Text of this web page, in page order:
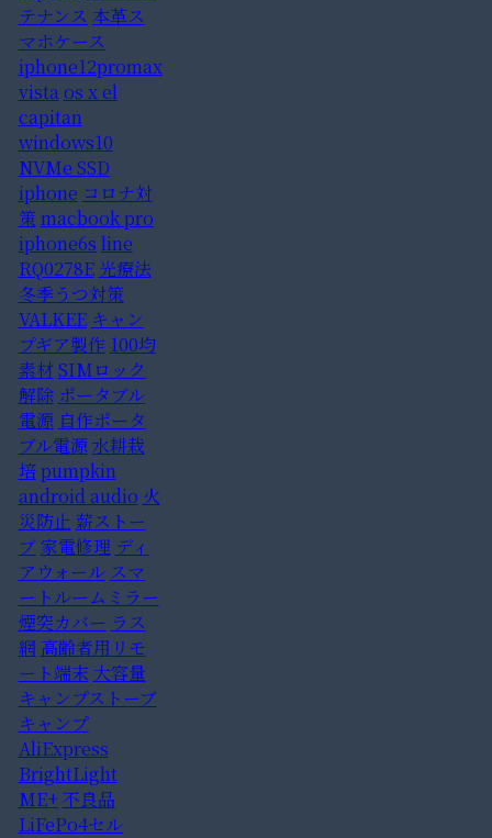
テナンス 本革ス
マホケース
iphone12promax
vista os x el
capitan
windows10
NVMe SSD
iphone コロナ対
策macbook pro
iphone6s line
RQ0278E 光療法
冬季うつ対策
VALKEE キャン
プギア製作 100均
素材SIMロック
解除 ポータブル
電源 自作ポータ
ブル電源 水耕栽
培pumpkin
android audio 火
災防止 薪ストー
ブ家電修理 ディ
アウォール スマ
ートルームミラー
煙突カバー ラス
網 高齢者用リモ
ート端末 大容量
キャンプストーブ
キャンプ
AliExpress
BrightLight
ME+不良品
LiFePo4セル